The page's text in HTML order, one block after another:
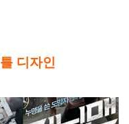
디자인